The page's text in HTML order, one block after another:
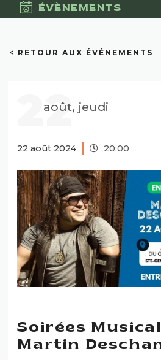
ÉVÈNEMENTS
< RETOUR AUX ÉVÉNEMENTS
22
août, jeudi
22 août 2024 20:00
Soirées
Martin